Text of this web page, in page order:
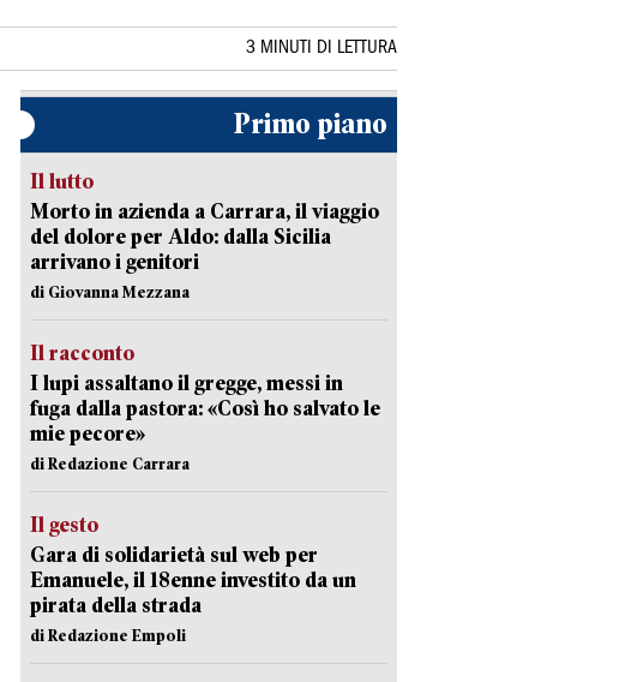
3 MINUTI DI LETTURA
Primo piano
Il lutto
Morto in azienda a Carrara, il viaggio
del dolore per Aldo: dalla Sicilia
arrivano i genitori
di Giovanna Mezzana
Il racconto
I lupi assaltano il gregge, messi in
fuga dalla pastora: «Così ho salvato le
mie pecore»
di Redazione Carrara
Il gesto
Gara di solidarietà sul web per
Emanuele, il 18enne investito da un
pirata della strada
di Redazione Empoli